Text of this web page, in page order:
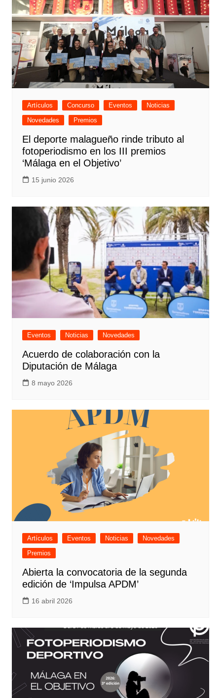
Artículos Concurso Eventos
Noticias
Novedades
Premios
El deporte malagueño rinde tributo al
fotoperiodismo en los III premios
‘Málaga en el Objetivo’
15 junio 2026
Eventos Noticias Novedades
Acuerdo de colaboración con la
Diputación de Málaga
8 mayo 2026
Artículos Eventos Noticias
Novedades
Premios
Abierta la convocatoria de la segunda
edición de ‘Impulsa APDM’
16 abril 2026